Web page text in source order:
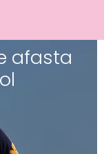
afasta